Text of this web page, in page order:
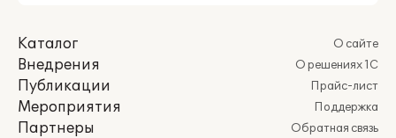
Каталог
Внедрения
Публикации
Мероприятия
Партнеры
О сайте
О решениях 1С
Прайс-лист
Поддержка
Обратная связь